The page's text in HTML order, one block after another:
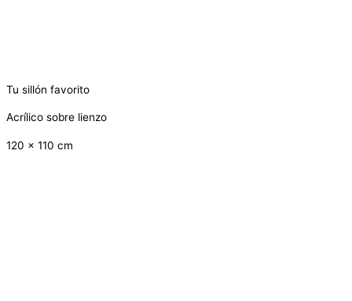
Tu sillón favorito
Acrílico sobre lienzo
120 x 110 cm